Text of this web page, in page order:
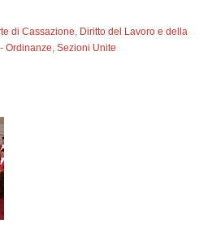
di Cassazione Diritto del Lavoro e della
Ordinanze ,Sezioni Unite